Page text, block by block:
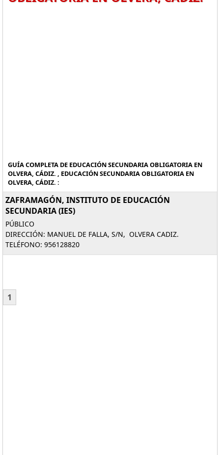
GUÍA COMPLETA DE EDUCACIÓN SECUNDARIA OBLIGATORIA EN
OLVERA, CÁDIZ. , EDUCACIÓN SECUNDARIA OBLIGATORIA EN
OLVERA, CÁDIZ. :
ZAFRAMAGÓN, INSTITUTO DE EDUCACIÓN
SECUNDARIA (IES)
PÚBLICO
DIRECCIÓN: MANUEL DE FALLA, S/N, OLVERA CADIZ.
TELÉFONO: 956128820
1